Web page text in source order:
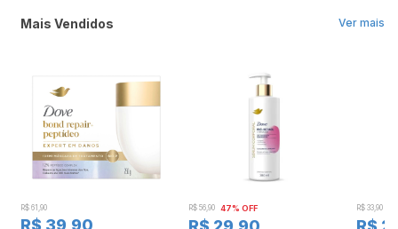
Ver mais
Mais Vendidos
R$ 61,90
R$ 39,90
R$ 56,90 47% OFF R$ 33,90